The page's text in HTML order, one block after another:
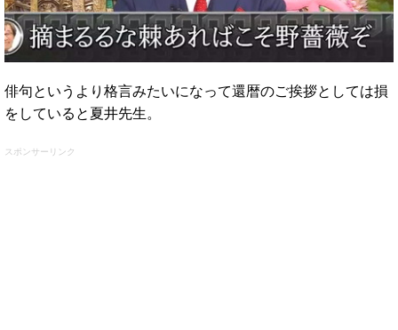
俳句というより格言みたいになって還暦のご挨拶としては損
をしていると夏井先生。
スポンサーリンク